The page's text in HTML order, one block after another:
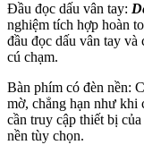
Đầu đọc dấu vân tay:
nghiệm tích hợp hoàn
đầu đọc dấu vân tay và
cú chạm.
Bàn phím có đèn nền:
mờ, chẳng hạn như khi
cần truy cập thiết bị
nền tùy chọn.